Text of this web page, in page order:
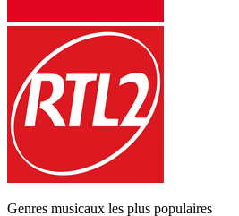
Genres musicaux les plus populaires